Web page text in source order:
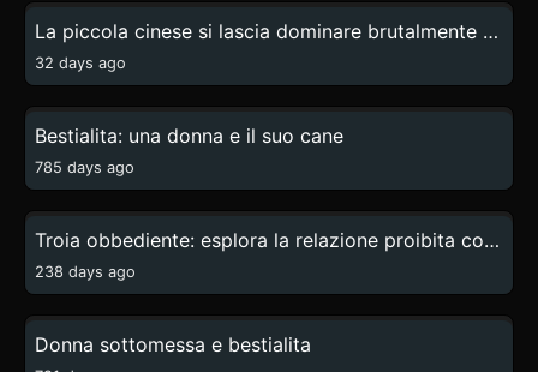
La piccola cinese si lascia dominare brutalmente dal suo cane
32 days ago
44:16
Bestialita: una donna e il suo cane
785 days ago
1:05
Troia obbediente: esplora la relazione proibita con il cane
238 days ago
14:43
Donna sottomessa e bestialita